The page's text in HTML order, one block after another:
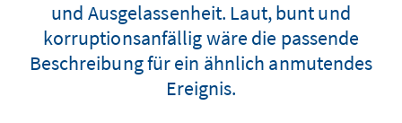
und Ausgelassenheit. Laut, bunt und
korruptionsanfällig wäre die passende
Beschreibung für ein ähnlich anmutendes
Ereignis.